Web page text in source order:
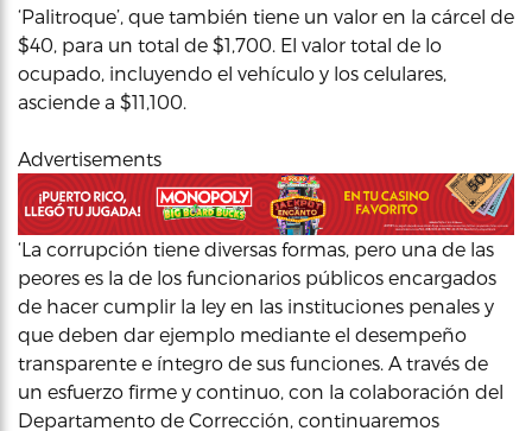
‘Palitroque’, que también tiene un valor en la cárcel de
$40, para un total de $1,700. El valor total de lo
ocupado, incluyendo el vehículo y los celulares,
asciende a $11,100.
Advertisements
‘La corrupción tiene diversas formas, pero una de las
peores es la de los funcionarios públicos encargados
de hacer cumplir la ley en las instituciones penales y
que deben dar ejemplo mediante el desempeño
transparente e íntegro de sus funciones. A través de
un esfuerzo firme y continuo, con la colaboración del
Departamento de Corrección, continuaremos